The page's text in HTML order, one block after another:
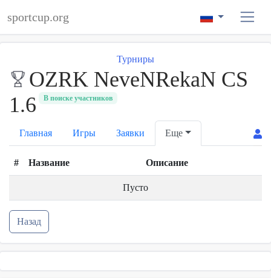
sportcup.org
Турниры
OZRK NeveNRekaN CS
1.6
В поиске участников
Главная Игры Заявки Еще
# Название Описание
Пусто
Назад